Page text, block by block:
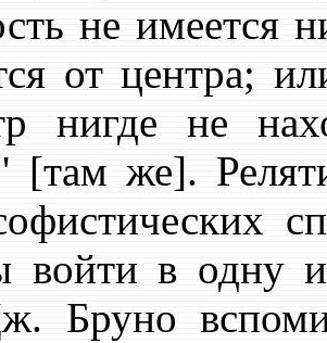
не имеется
от центра;
нигде не
[там же].
войти в одну
Бруно